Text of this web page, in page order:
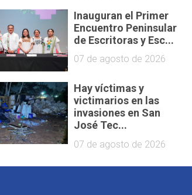
Inauguran el Primer
Encuentro Peninsular
de Escritoras y Esc...
07 de agosto de 2026
Hay víctimas y
victimarios en las
invasiones en San
José Tec...
07 de agosto de 2026